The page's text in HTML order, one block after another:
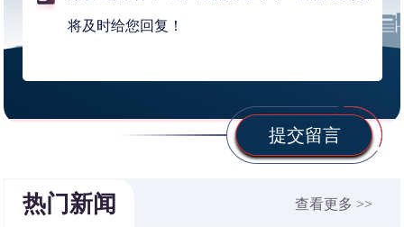
提交留言
热门新闻 查看更多 >>